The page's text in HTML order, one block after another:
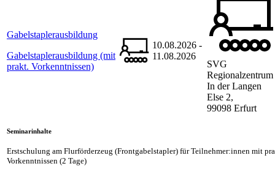
Gabelstaplerausbildung
Gabelstaplerausbildung (mit
prakt. Vorkenntnissen)
10.08.2026 -
11.08.2026
SVG
Regionalzentrum
In der Langen
Else 2,
99098 Erfurt
Seminarinhalte
Erstschulung am Flurförderzeug (Frontgabelstapler) für Teilnehmer:innen mit
Vorkenntnissen (2 Tage)